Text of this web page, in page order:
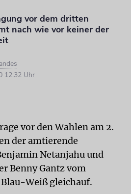
vor dem dritten
nach wie vor keiner der
12:32 Uhr
vor den Wahlen am 2.
der amtierende
Netanjahu und
Benny Gantz vom
Weiß gleichauf.